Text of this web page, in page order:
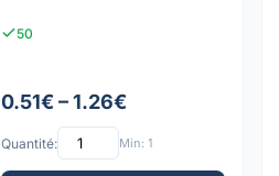
50
0.51€ – 1.26€
Quantité: Min: 1